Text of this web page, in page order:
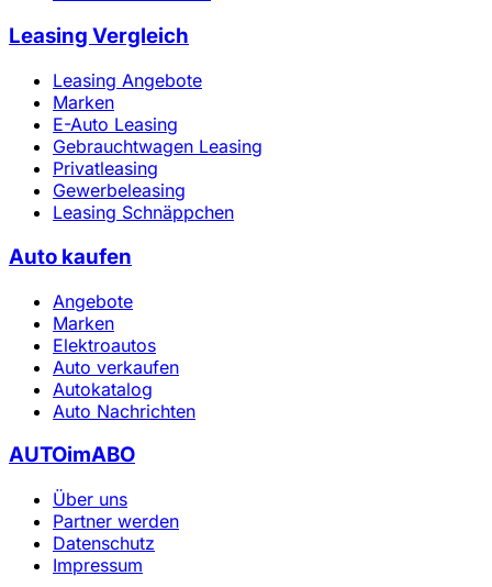
Leasing Vergleich
Leasing Angebote
Marken
E-Auto Leasing
Gebrauchtwagen Leasing
Privatleasing
Gewerbeleasing
Leasing Schnäppchen
Auto kaufen
Angebote
Marken
Elektroautos
Auto verkaufen
Autokatalog
Auto Nachrichten
AUTOimABO
Über uns
Partner werden
Datenschutz
Impressum